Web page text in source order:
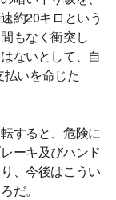
約20キロという
もなく衝突し
ないとして、自
いを命じた
すると、危険に
ーキ及びハンド
、今後はこうい
だ。